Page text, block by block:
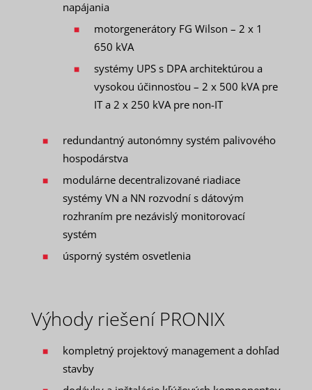
napájania
motorgenerátory FG Wilson – 2 x 1
650 kVA
systémy UPS s DPA architektúrou a
vysokou účinnosťou – 2 x 500 kVA pre
IT a 2 x 250 kVA pre non-IT
redundantný autonómny systém palivového
hospodárstva
modulárne decentralizované riadiace
systémy VN a NN rozvodní s dátovým
rozhraním pre nezávislý monitorovací
systém
úsporný systém osvetlenia
Výhody riešení PRONIX
kompletný projektový management a dohľad
stavby